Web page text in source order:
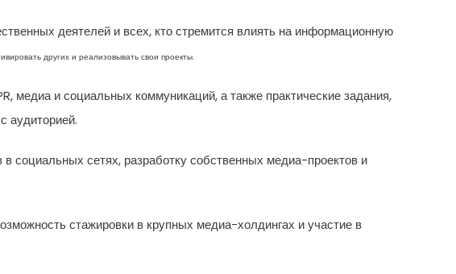
деятелей и всех, кто стремится влиять на информационную
других и реализовывать свои проекты.
медиа и социальных коммуникаций, а также практические задания,
аудиторией.
сетях, разработку собственных медиа-проектов и
стажировки в крупных медиа-холдингах и участие в